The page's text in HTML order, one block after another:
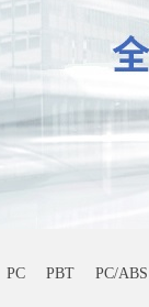
PC PBT PC/ABS